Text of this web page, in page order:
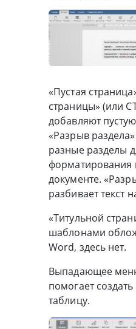
«Пустая
страницы» (или
добавляют
«Разрыв
разные разделы
форматирования
документе.
разбивает текст
«Титульной
шаблонами
Word, здесь нет.
Выпадающее
помогает
таблицу.